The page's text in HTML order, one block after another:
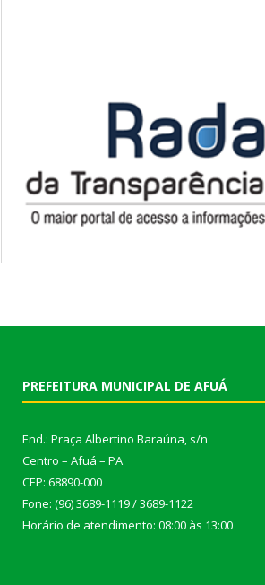
PREFEITURA MUNICIPAL DE AFUÁ
End.: Praça Albertino Baraúna, s/n
Centro – Afuá – PA
CEP: 68890-000
Fone: (96) 3689-1119 / 3689-1122
Horário de atendimento: 08:00 às 13:00